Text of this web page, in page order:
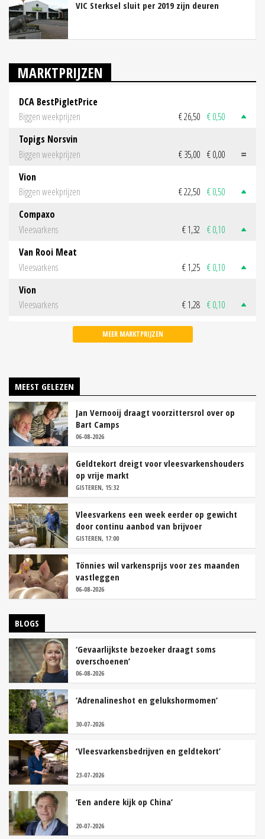
VIC Sterksel sluit per 2019 zijn deuren
MARKTPRIJZEN
DCA BestPigletPrice
Biggen weekprijzen
€ 26,50 € 0,50
Topigs Norsvin
Biggen weekprijzen
€ 35,00 € 0,00
Vion
Biggen weekprijzen
€ 22,50 € 0,50
Compaxo
Vleesvarkens
€ 1,32 € 0,10
Van Rooi Meat
Vleesvarkens
€ 1,25 € 0,10
Vion
Vleesvarkens
€ 1,28 € 0,10
MEER MARKTPRIJZEN
MEEST GELEZEN
Jan Vernooij draagt voorzittersrol over op
Bart Camps
06-08-2026
Geldtekort dreigt voor vleesvarkenshouders
op vrije markt
GISTEREN, 15:32
Vleesvarkens een week eerder op gewicht
door continu aanbod van brijvoer
GISTEREN, 17:00
Tönnies wil varkensprijs voor zes maanden
vastleggen
06-08-2026
BLOGS
‘Gevaarlijkste bezoeker draagt soms
overschoenen’
06-08-2026
‘Adrenalineshot en gelukshormomen’
30-07-2026
‘Vleesvarkensbedrijven en geldtekort’
23-07-2026
‘Een andere kijk op China’
20-07-2026